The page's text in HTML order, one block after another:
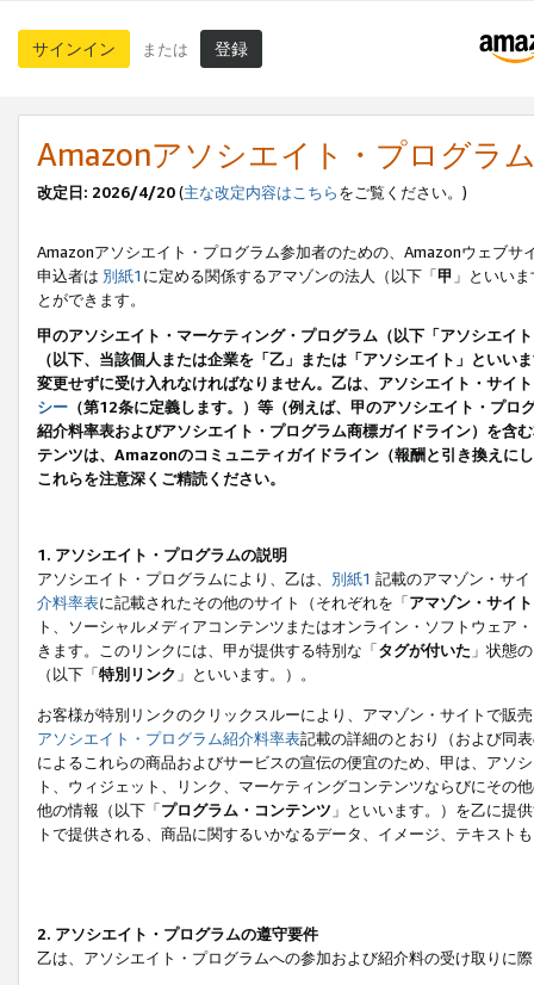
サインイン または 登録
Amazonアソシエイト・プログラ
改定日: 2026/4/20(主な改定内容はこちらをご覧ください。)
Amazonアソシエイト・プログラム参加者のための、Amazonウェブサ
申込者は 別紙1 に定める関係するアマゾンの法人（以下「甲 」といい
とができます。
甲のアソシエイト・マーケティング・プログラム（以下「アソシエイ
（以下、当該個人または企業を「乙」または「アソシエイト」とい
変更せずに受け入れなければなりません。乙は、アソシエイト・サイ
シー （第12条に定義します。）等（例えば、甲のアソシエイト・プ
紹介料率表およびアソシエイト・プログラム商標ガイドライン）を
テンツは、Amazonのコミュニティガイドライン（報酬と引き換えに
これらを注意深くご精読ください。
1. アソシエイト・プログラムの説明
アソシエイト・プログラムにより、乙は、 別紙1 記載のアマゾン・サ
介料率表に記載されたその他のサイト（それぞれを「アマゾン・サイト
ト、ソーシャルメディアコンテンツまたはオンライン・ソフトウェア
きます。このリンクには、甲が提供する特別な「タグが付いた 」状態
（以下「特別リンク 」といいます。）。
お客様が特別リンクのクリックスルーにより、アマゾン・サイトで販
アソシエイト・プログラム紹介料率表記載の詳細のとおり（および同
によるこれらの商品およびサービスの宣伝の便宜のため、甲は、アソ
ト、ウィジェット、リンク、マーケティングコンテンツならびにその
他の情報（以下「プログラム・コンテンツ 」といいます。）を乙に提
トで提供される、商品に関するいかなるデータ、イメージ、テキス
2. アソシエイト・プログラムの遵守要件
乙は、アソシエイト・プログラムへの参加および紹介料の受け取りに